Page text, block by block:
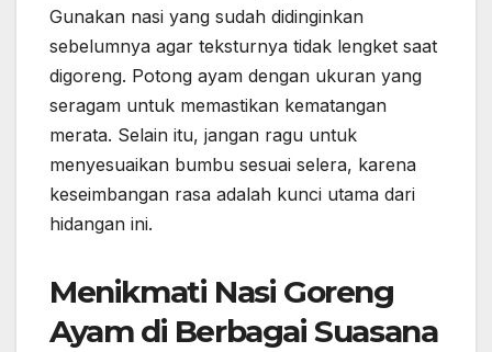
Gunakan nasi yang sudah didinginkan
sebelumnya agar teksturnya tidak lengket saat
digoreng. Potong ayam dengan ukuran yang
seragam untuk memastikan kematangan
merata. Selain itu, jangan ragu untuk
menyesuaikan bumbu sesuai selera, karena
keseimbangan rasa adalah kunci utama dari
hidangan ini.
Menikmati Nasi Goreng
Ayam di Berbagai Suasana